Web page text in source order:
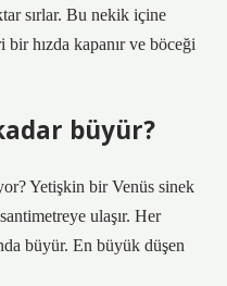
sırlar. Bu nekik içine
hızda kapanır ve böceği
büyür?
Yetişkin bir Venüs sinek
ulaşır. Her
büyür. En büyük düşen